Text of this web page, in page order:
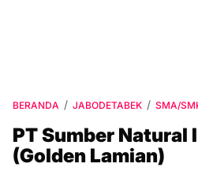
BERANDA JABODETABEK SMA/
PT Sumber Natural
(Golden Lamian)